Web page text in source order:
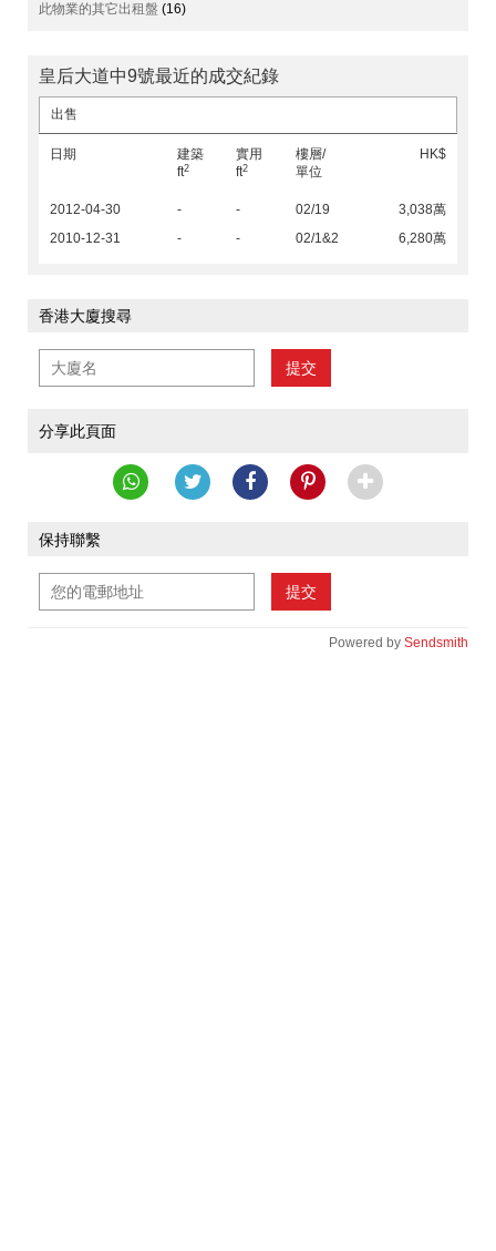
此物業的其它出租盤 (16)
皇后大道中9號最近的成交紀錄
出售
日期
建築
ft2
實用
ft2
樓層/
單位
HK$
2012-04-30 - - 02/19
3,038萬
2010-12-31
- - 02/1&2 6,280萬
香港大廈搜尋
提交
分享此頁面
保持聯繫
提交
Powered by Sendsmith